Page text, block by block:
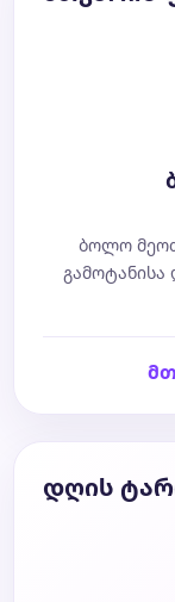
ბოლო
გამოტანისა
დღის